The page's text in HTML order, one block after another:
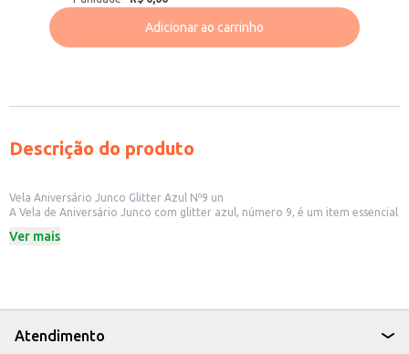
Adicionar ao carrinho
Descrição do produto
Vela Aniversário Junco Glitter Azul Nº9 un
A Vela de Aniversário Junco com glitter azul, número 9, é um item essencial
festas de aniversário, ela adiciona um toque festivo e charmoso à
personalizada.
Utilize em festas de crianças e adultos.
A Vela Aniversário Junco Glitter Azul Nº9 é uma escolha prática e charmosa
Ver mais
Atendimento